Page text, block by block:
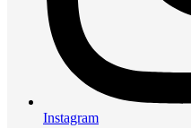
Instagram